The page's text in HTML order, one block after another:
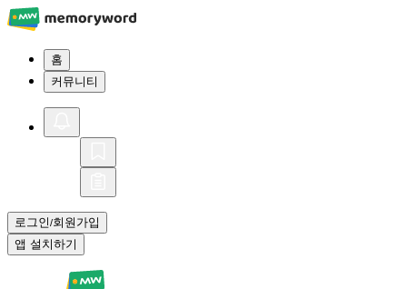
홈
커뮤니티
로그인/회원가입
앱 설치하기